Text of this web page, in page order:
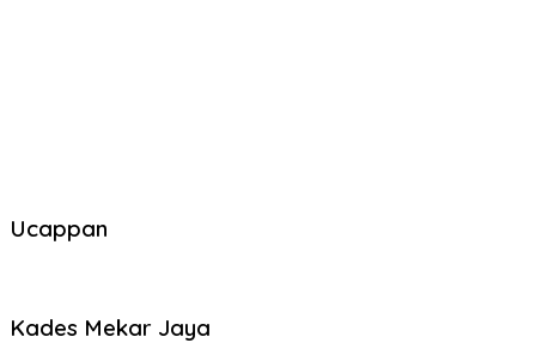
Ucappan
Kades Mekar Jaya